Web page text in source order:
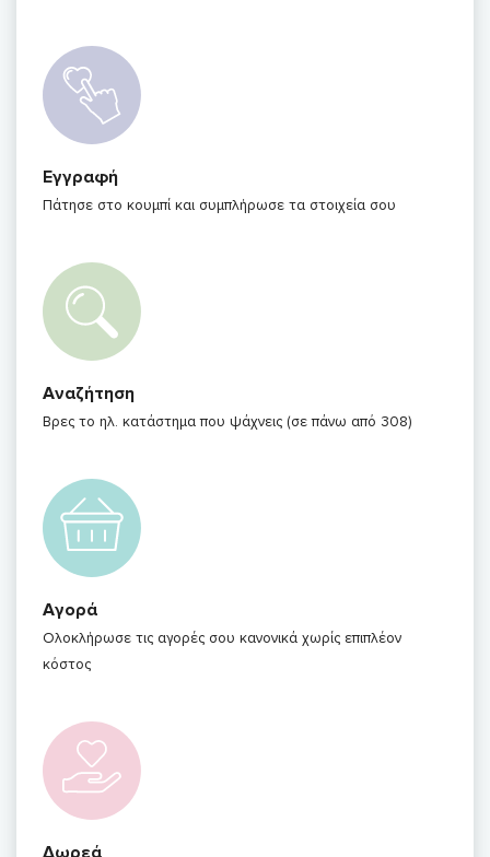
Εγγραφή
Πάτησε στο κουμπί και συμπλήρωσε τα στοιχεία σου
Αναζήτηση
Βρες το ηλ. κατάστημα που ψάχνεις (σε πάνω από 308)
Αγορά
Ολοκλήρωσε τις αγορές σου κανονικά χωρίς επιπλέον
κόστος